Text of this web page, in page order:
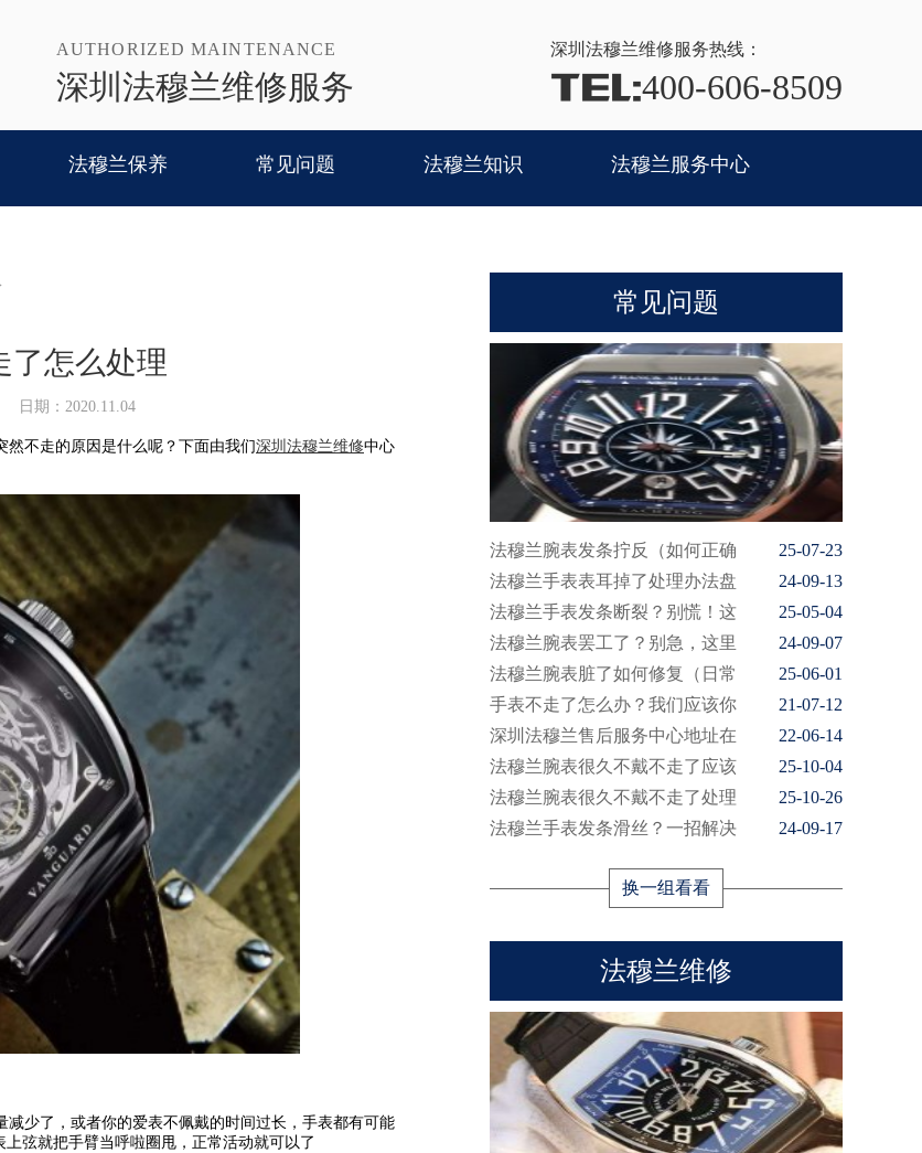
AUTHORIZED MAINTENANCE
深圳法穆兰维修服务
深圳法穆兰维修服务热线：
TEL:400-606-8509
法穆兰保养 常见问题 法穆兰知识 法穆兰服务中心
了怎么处理
日期：2020.11.04
不走的原因是什么呢？下面由我们深圳法穆兰维修中心
少了，或者你的爱表不佩戴的时间过长，手表都有可能
弦就把手臂当呼啦圈甩，正常活动就可以了
常见问题
法穆兰腕表发条拧反（如何正确
25-07-23
法穆兰手表表耳掉了处理办法盘
24-09-13
法穆兰手表发条断裂？别慌！这
25-05-04
法穆兰腕表罢工了？别急，这里
24-09-07
法穆兰腕表脏了如何修复（日常
25-06-01
手表不走了怎么办？我们应该你
21-07-12
深圳法穆兰售后服务中心地址在
22-06-14
法穆兰腕表很久不戴不走了应该
25-10-04
法穆兰腕表很久不戴不走了处理
25-10-26
法穆兰手表发条滑丝？一招解决
24-09-17
换一组看看
法穆兰维修